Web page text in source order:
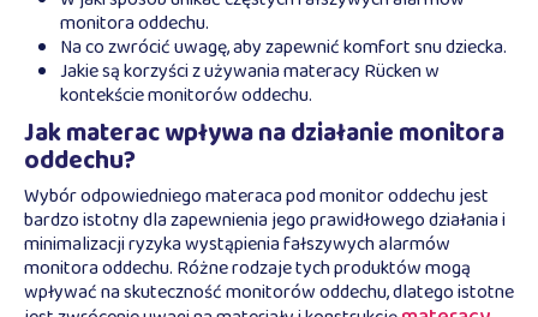
monitora oddechu.
Na co zwrócić uwagę, aby zapewnić komfort snu dziecka.
Jakie są korzyści z używania materacy Rücken w
kontekście monitorów oddechu.
Jak materac wpływa na działanie monitora
oddechu?
Wybór odpowiedniego materaca pod monitor oddechu jest
bardzo istotny dla zapewnienia jego prawidłowego działania i
minimalizacji ryzyka wystąpienia fałszywych alarmów
monitora oddechu. Różne rodzaje tych produktów mogą
wpływać na skuteczność monitorów oddechu, dlatego istotne